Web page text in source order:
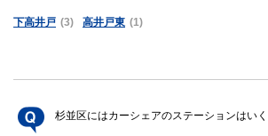
下高井戸 (3) 高井戸東 (1)
杉並区にはカーシェアのステーションはい